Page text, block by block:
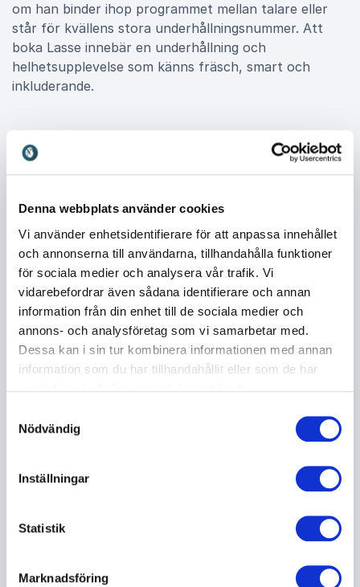
Denna webbplats använder cookies
Vi använder enhetsidentifierare för att anpassa innehållet
och annonserna till användarna, tillhandahålla funktioner
för sociala medier och analysera vår trafik. Vi
vidarebefordrar även sådana identifierare och annan
information från din enhet till de sociala medier och
annons- och analysföretag som vi samarbetar med.
Dessa kan i sin tur kombinera informationen med annan
information som du har tillhandahållit eller som de har
Nödvändig
Inställningar
Statistik
Marknadsföring
om han binder ihop programmet mellan talare eller
står för kvällens stora underhållningsnummer. Att
boka Lasse innebär en underhållning och
helhetsupplevelse som känns fräsch, smart och
inkluderande.
Jag ser vad du säger föreläsning om
ickespråklig kommunikation
föreläsning om ickespråklig kommunikation och
socialt beteende. Med sin mimutbildning i ryggen visar
han hur kroppsspråk, röst och små signaler formar
hur vi uppfattas och hur vi möter varandra.
Deltagarna lär sig tolka ickespråkliga signaler,
förstärka sin egen roll som presentatör och skapa
positiva möten både privat och professionellt. Han
belyser också hur man kan känna igen och hantera
härskartekniker. Föreläsningen kombinerar humor
En upplevelse som sitter kvar långt
När man bokar Lasse Nilsen får man mer än standup.
Man får en upplevelse som rör sig mellan skratt,
insikt och ren scenglädje. Hans unika kombination av
ordlös humor, visuella skämt och standup gör att